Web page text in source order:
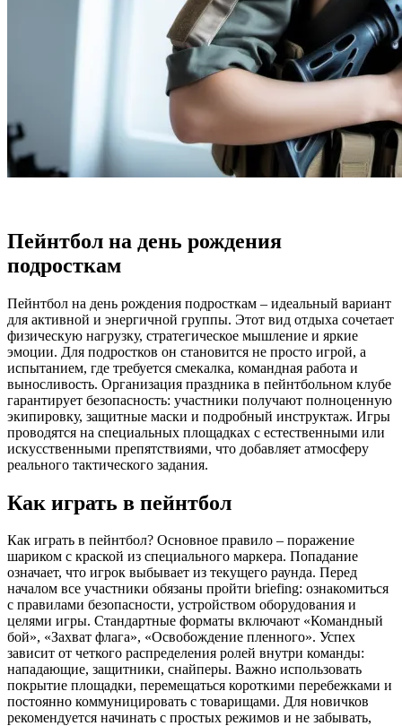
Пейнтбол на день рождения
подросткам
Пейнтбол на день рождения подросткам – идеальный вариант
для активной и энергичной группы. Этот вид отдыха сочетает
физическую нагрузку, стратегическое мышление и яркие
эмоции. Для подростков он становится не просто игрой, а
испытанием, где требуется смекалка, командная работа и
выносливость. Организация праздника в пейнтбольном клубе
гарантирует безопасность: участники получают полноценную
экипировку, защитные маски и подробный инструктаж. Игры
проводятся на специальных площадках с естественными или
искусственными препятствиями, что добавляет атмосферу
реального тактического задания.
Как играть в пейнтбол
Как играть в пейнтбол? Основное правило – поражение
шариком с краской из специального маркера. Попадание
означает, что игрок выбывает из текущего раунда. Перед
началом все участники обязаны пройти briefing: ознакомиться
с правилами безопасности, устройством оборудования и
целями игры. Стандартные форматы включают «Командный
бой», «Захват флага», «Освобождение пленного». Успех
зависит от четкого распределения ролей внутри команды:
нападающие, защитники, снайперы. Важно использовать
покрытие площадки, перемещаться короткими перебежками и
постоянно коммуницировать с товарищами. Для новичков
рекомендуется начинать с простых режимов и не забывать,